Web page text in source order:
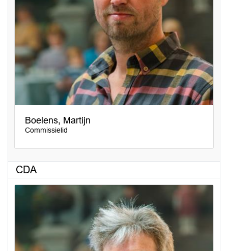
Boelens, Martijn
Commissielid
CDA